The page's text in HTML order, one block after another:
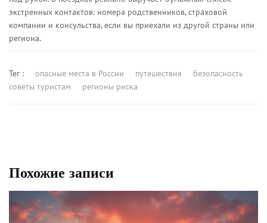
экстренных контактов: номера родственников, страховой
компании и консульства, если вы приехали из другой страны или
региона.
Тег : опасные места в России путешествия
безопасность
советы туристам
регионы риска
Похожие записи